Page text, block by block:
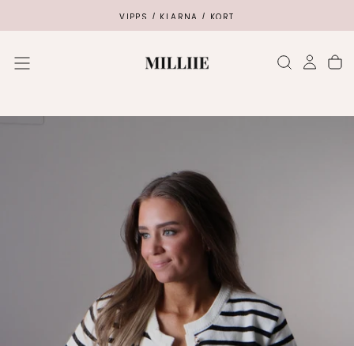
CONTENT
VIPPS / KLARNA / KORT